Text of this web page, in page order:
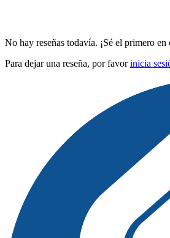
No hay reseñas todavía. ¡Sé el primero en
Para dejar una reseña, por favorinicia